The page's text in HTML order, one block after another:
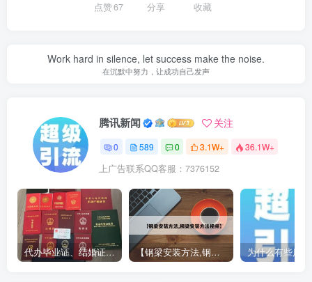
点赞67 分享 收藏
Work hard in silence, let success make the noise.
在沉默中努力，让成功自己发声
腾讯新闻 关注
0 589 0 3.1W+ 36.1W+
上广告联系QQ客服：7376152
代办毕业证、结婚证、房产证、不动产权证书、离婚证、中专/大专/高中 【钢梁安装方法,钢梁安装方法视频】